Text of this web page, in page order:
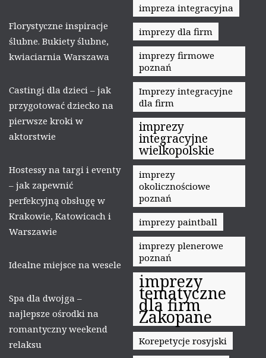
Florystyczne inspiracje
ślubne. Bukiety ślubne,
kwiaciarnia Warszawa
Castingi dla dzieci – jak
przygotować dziecko na
pierwsze kroki w
aktorstwie
Hostessy na targi i eventy
– jak zapewnić
perfekcyjną obsługę w
Krakowie, Katowicach i
Warszawie
Idealne miejsce na wesele
Spa dla dwojga –
najlepsze ośrodki na
romantyczny weekend
relaksu
impreza integracyjna
imprezy dla firm
imprezy firmowe
poznań
Imprezy integracyjne
dla firm
imprezy
integracyjne
wielkopolskie
imprezy
okolicznościowe
poznań
imprezy paintball
imprezy plenerowe
poznań
imprezy
tematyczne
dla firm
Zakopane
Korepetycje rosyjski